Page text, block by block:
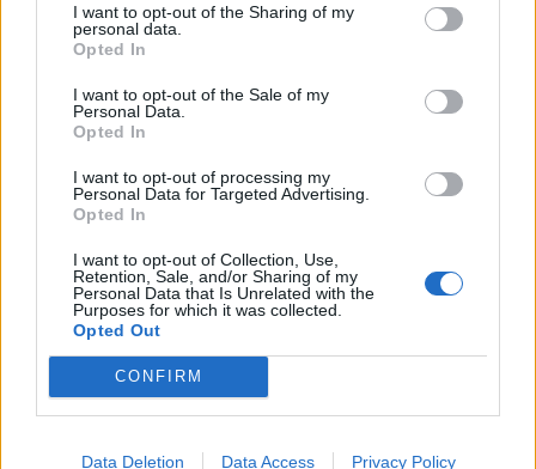
I want to opt-out of the Sharing of my
personal data.
Opted In
I want to opt-out of the Sale of my
Personal Data.
Opted In
I want to opt-out of processing my
Personal Data for Targeted Advertising.
Opted In
I want to opt-out of Collection, Use,
Retention, Sale, and/or Sharing of my
Personal Data that Is Unrelated with the
Purposes for which it was collected.
Opted Out
CONFIRM
Data Deletion Data Access Privacy Policy
1
F/A-18 Hornet jyrähtää ylilennolle
Jyväskylässä – katuja suljetaan